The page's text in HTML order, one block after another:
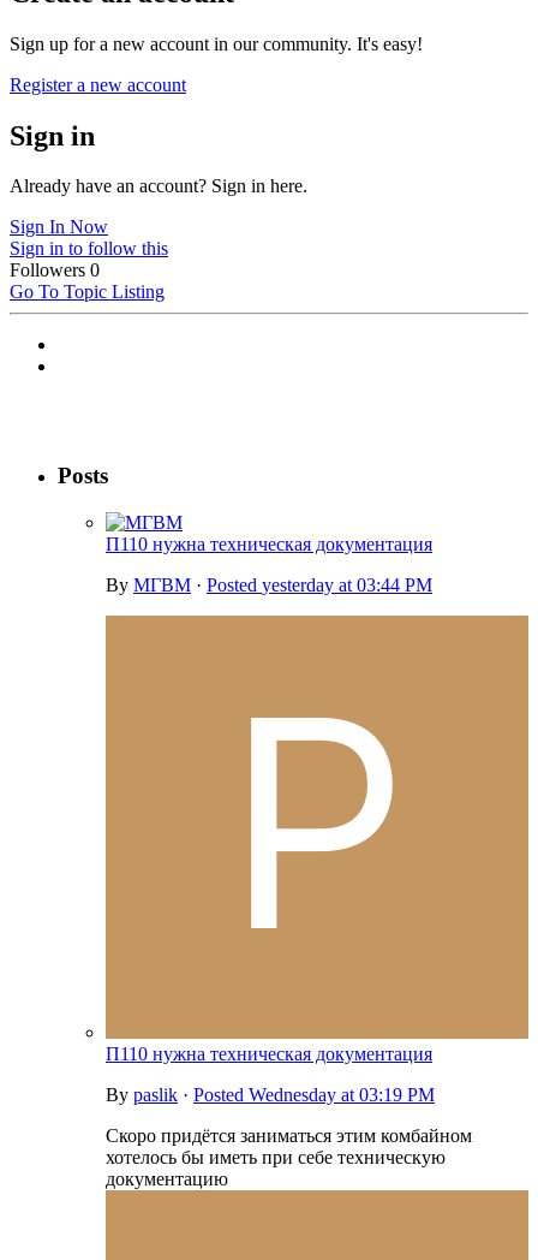
Sign up for a new account in our community. It's easy!
Register a new account
Sign in
Already have an account? Sign in here.
Sign In Now
Sign in to follow this
Followers 0
Go To Topic Listing
Posts
П110 нужна техническая документация
By МГВМ · Posted yesterday at 03:44 PM
П110 нужна техническая документация
By paslik · Posted Wednesday at 03:19 PM
Скоро придётся заниматься этим комбайном
хотелось бы иметь при себе техническую
документацию